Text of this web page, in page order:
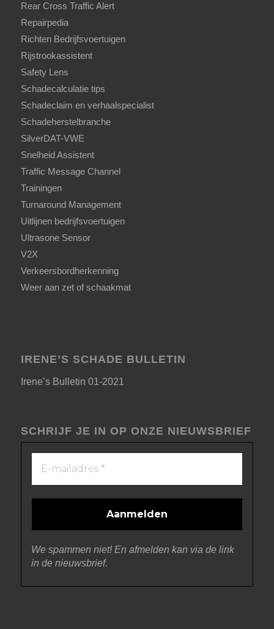
Rear Cross Traffic Alert
Repairpedia
Richten Bedrijfsvoertuigen
Rijstrookassistent
Safety Lens
Schadecalculatie tips
Schadeclaim en verhaalspecialist
Schadeherstelbranche
SilverDAT-VWE
Snelheid Assistent
Traffic Message Channel
Trainingen
Turnaround Management
Uitlijnen bedrijfsvoertuigen
Ultrasone Sensor
V2X
Verkeersbordherkenning
Weer aan zet of schaakmat
IRENE’S SCHADE BULLETIN
Irene’s Bulletin 01-2021
SCHRIJF JE IN OP ONZE NIEUWSBRIEF
We spammen niet! En afmelden kan via de link
in de nieuwsbrief.